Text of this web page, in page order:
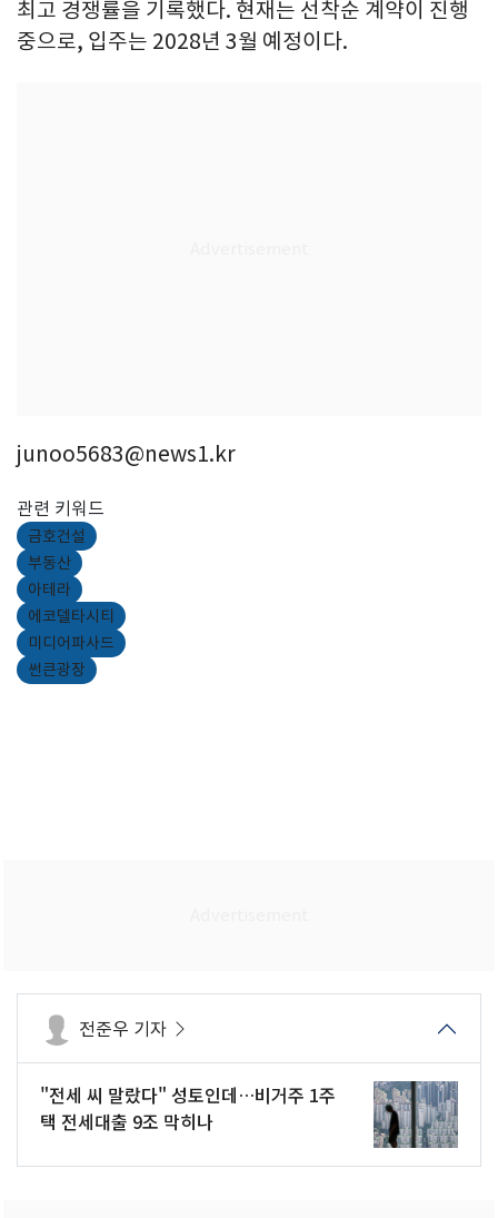
최고 경쟁률을 기록했다. 현재는 선착순 계약이 진행
중으로, 입주는 2028년 3월 예정이다.
junoo5683@news1.kr
관련 키워드
금호건설
부동산
아테라
에코델타시티
미디어파사드
썬큰광장
전준우 기자
"전세 씨 말랐다" 성토인데…비거주 1주
택 전세대출 9조 막히나